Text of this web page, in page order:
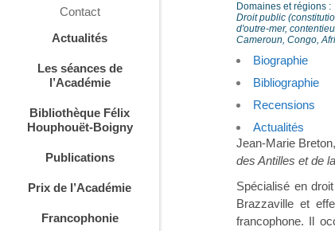
Contact
Actualités
Les séances de
l’Académie
Bibliothèque Félix
Houphouët-Boigny
Publications
Prix de l’Académie
Francophonie
Domaines et régions :
Droit public
d'outre-mer,
Cameroun, Congo,
Biographie
Bibliographie
Recensions
Actualités
Jean-Marie
des Antilles et de
Spécialisé en
Brazzaville et
francophone. Il